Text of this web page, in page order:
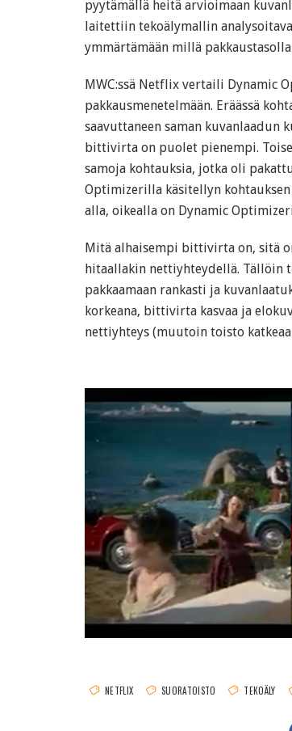
pyytämällä heitä arvioimaan
laitettiin tekoälymallin
ymmärtämään millä
MWC:ssä Netflix vertaili Dynamic
pakkausmenetelmään. Eräässä
saavuttaneen saman
bittivirta on puolet pienempi.
samoja kohtauksia, jotka oli
Optimizerilla käsitellyn
alla, oikealla on Dynamic
Mitä alhaisempi bittivirta on, sitä
hitaallakin nettiyhteydellä. Tällöin
pakkaamaan rankasti ja
korkeana, bittivirta kasvaa ja
nettiyhteys (muutoin toisto
NETFLIX SUORATOISTO TEKOÄLY